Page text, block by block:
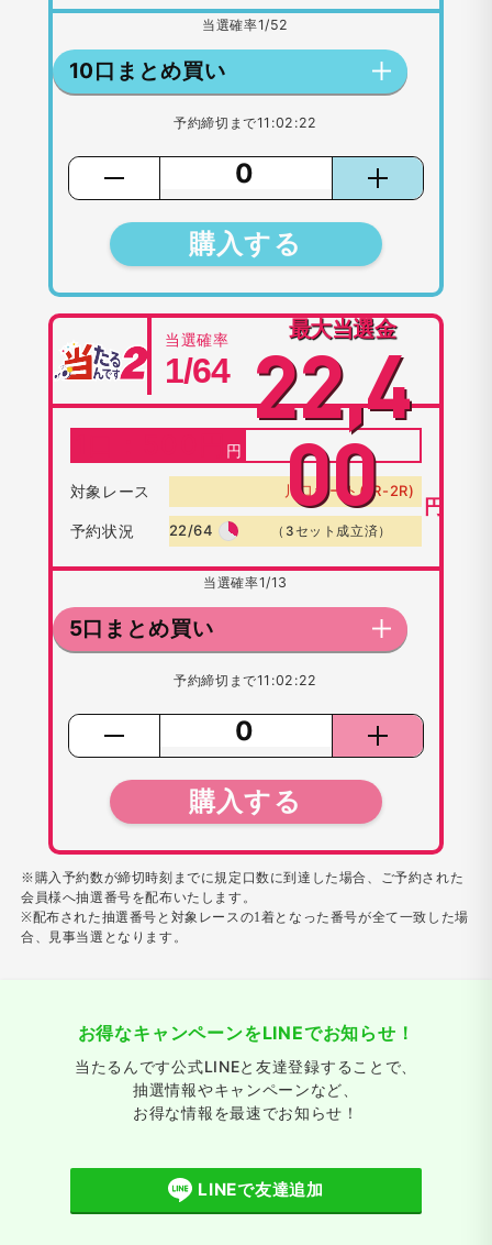
当選確率1/52
10口まとめ買い
予約締切まで11:02:22
購入する
当選確率
1/64
最大当選金
22,4
00
円
対象レース 川口オート(1R-2R)
予約状況 22/64 （3セット成立済）
当選確率1/13
5口まとめ買い
予約締切まで11:02:22
購入する
※購入予約数が締切時刻までに規定口数に到達した場合、ご予約された
会員様へ抽選番号を配布いたします。
※配布された抽選番号と対象レースの1着となった番号が全て一致した場
合、見事当選となります。
お得なキャンペーンをLINEでお知らせ！
当たるんです公式LINEと友達登録することで、
抽選情報やキャンペーンなど、
お得な情報を最速でお知らせ！
LINEで友達追加